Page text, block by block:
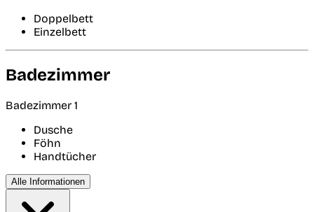
Doppelbett
Einzelbett
Badezimmer
Badezimmer 1
Dusche
Föhn
Handtücher
Alle Informationen